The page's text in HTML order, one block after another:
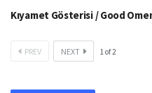
Kıyamet Gösterisi / Good
PREV NEXT 1of2